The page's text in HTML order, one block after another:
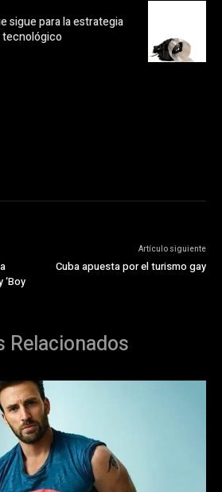
sigue para la estrategia
tecnológico
Artículo siguiente
Cuba apuesta por el turismo gay